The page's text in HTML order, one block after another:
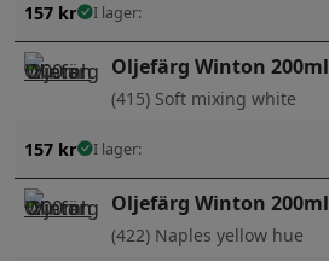
157 kr I lager:
Oljefärg Winton 200ml
(415) Soft mixing white
157 kr I lager:
Oljefärg Winton 200ml
(422) Naples yellow hue